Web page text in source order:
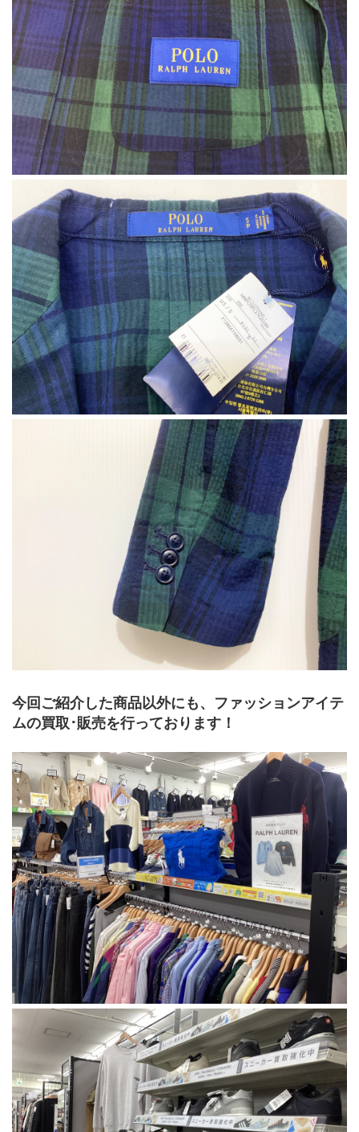
今回ご紹介した商品以外にも、ファッションアイテ
ムの買取･販売を行っております！